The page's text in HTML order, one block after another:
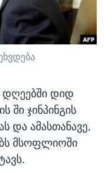
დღეებში დიდ
ში ჯინპინგის
და ამასთანავე,
მსოფლიოში